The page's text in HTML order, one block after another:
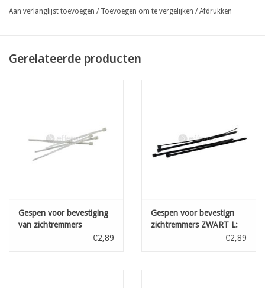
gespen
op aanvraag: wit, beige, blauw, bordeaux
Aan verlanglijst toevoegen / Toevoegen om te vergelijken /Afdrukken
Gerelateerde producten
Gespen voor bevestiging
van zichtremmers
TRANSP L: 100 mm 100st
€2,89
Gespen voor bevestign
zichtremmers ZWART L:
€2,89